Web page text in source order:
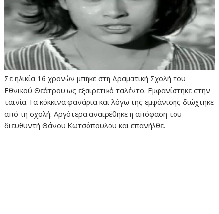
Σε ηλικία 16 χρονών μπήκε στη Δραματική Σχολή του
Εθνικού Θεάτρου ως εξαιρετικό ταλέντο. Εμφανίστηκε στην
ταινία Τα κόκκινα φανάρια και λόγω της εμφάνισης διώχτηκε
από τη σχολή. Αργότερα αναιρέθηκε η απόφαση του
διευθυντή Θάνου Κωτσόπουλου και επανήλθε.